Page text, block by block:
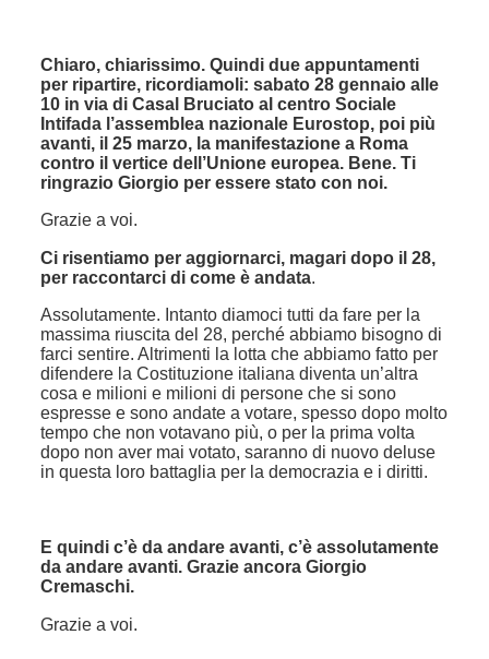
Chiaro, chiarissimo. Quindi due appuntamenti
per ripartire, ricordiamoli: sabato 28 gennaio alle
10 in via di Casal Bruciato al centro Sociale
Intifada l’assemblea nazionale Eurostop, poi più
avanti, il 25 marzo, la manifestazione a Roma
contro il vertice dell’Unione europea. Bene. Ti
ringrazio Giorgio per essere stato con noi.
Grazie a voi.
Ci risentiamo per aggiornarci, magari dopo il 28,
per raccontarci di come è andata.
Assolutamente. Intanto diamoci tutti da fare per la
massima riuscita del 28, perché abbiamo bisogno di
farci sentire.Altrimenti la lotta che abbiamo fatto per
difendere la Costituzione italiana diventa un’altra
cosa e milioni e milioni di persone che si sono
espresse e sono andate a votare, spesso dopo molto
tempo che non votavano più, o per la prima volta
dopo non aver mai votato, saranno di nuovo deluse
in questa loro battaglia per la democrazia e i diritti.
E quindi c’è da andare avanti, c’è assolutamente
da andare avanti. Grazie ancora Giorgio
Cremaschi.
Grazie a voi.